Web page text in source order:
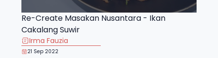
Re-Create Masakan Nusantara - Ikan
Cakalang Suwir
Irma Fauzia
21 Sep 2022